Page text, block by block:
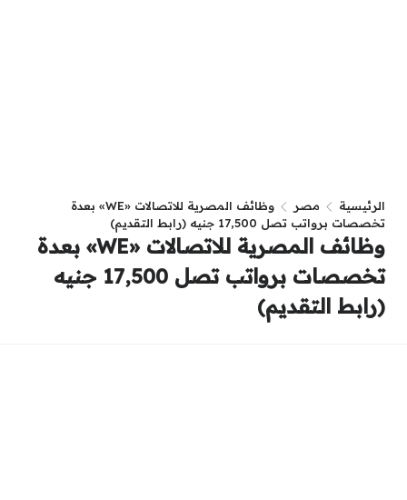
الرئيسية مصر
وظائف المصرية للاتصالات «WE» بعدة
تخصصات برواتب تصل 17,500 جنيه (رابط التقديم)
وظائف المصرية للاتصالات «WE» بعدة
تخصصات برواتب تصل 17,500 جنيه
(رابط التقديم)